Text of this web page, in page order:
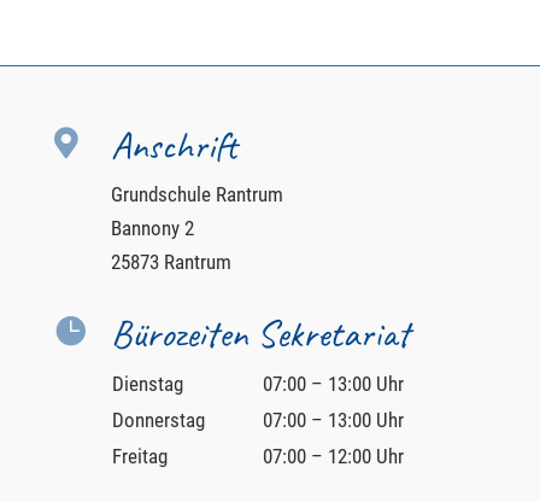
 Anschrift
Grundschule Rantrum
Bannony 2
25873 Rantrum
 Bürozeiten Sekretariat
Dienstag
07:00 – 13:00 Uhr
Donnerstag
07:00 – 13:00 Uhr
Freitag
07:00 – 12:00 Uhr